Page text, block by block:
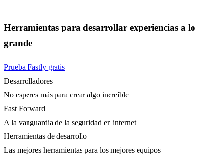
Herramientas para desarrollar experiencias a lo
grande
Prueba Fastly gratis
Desarrolladores
No esperes más para crear algo increíble
Fast Forward
A la vanguardia de la seguridad en internet
Herramientas de desarrollo
Las mejores herramientas para los mejores equipos